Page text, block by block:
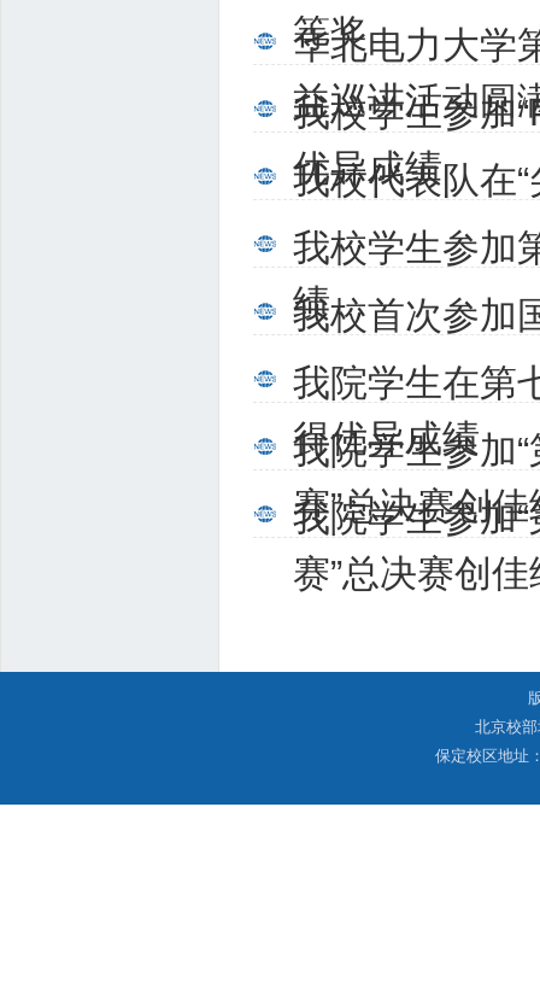
等奖
华北电力大学
益巡讲活动圆
我校学生参加
优异成绩
我校代表队在
我校学生参加
绩
我校首次参加
我院学生在第
得优异成绩
我院学生参加
赛”总决赛创佳
我院学生参加
赛”总决赛创佳
北京校
保定校区地址